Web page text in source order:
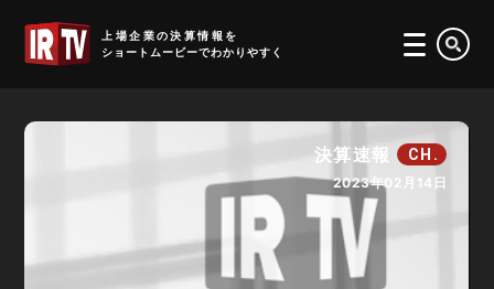
上場企業の決算情報を
ショートムービーでわかりやすく
決算速報 CH.
2023年02月14日